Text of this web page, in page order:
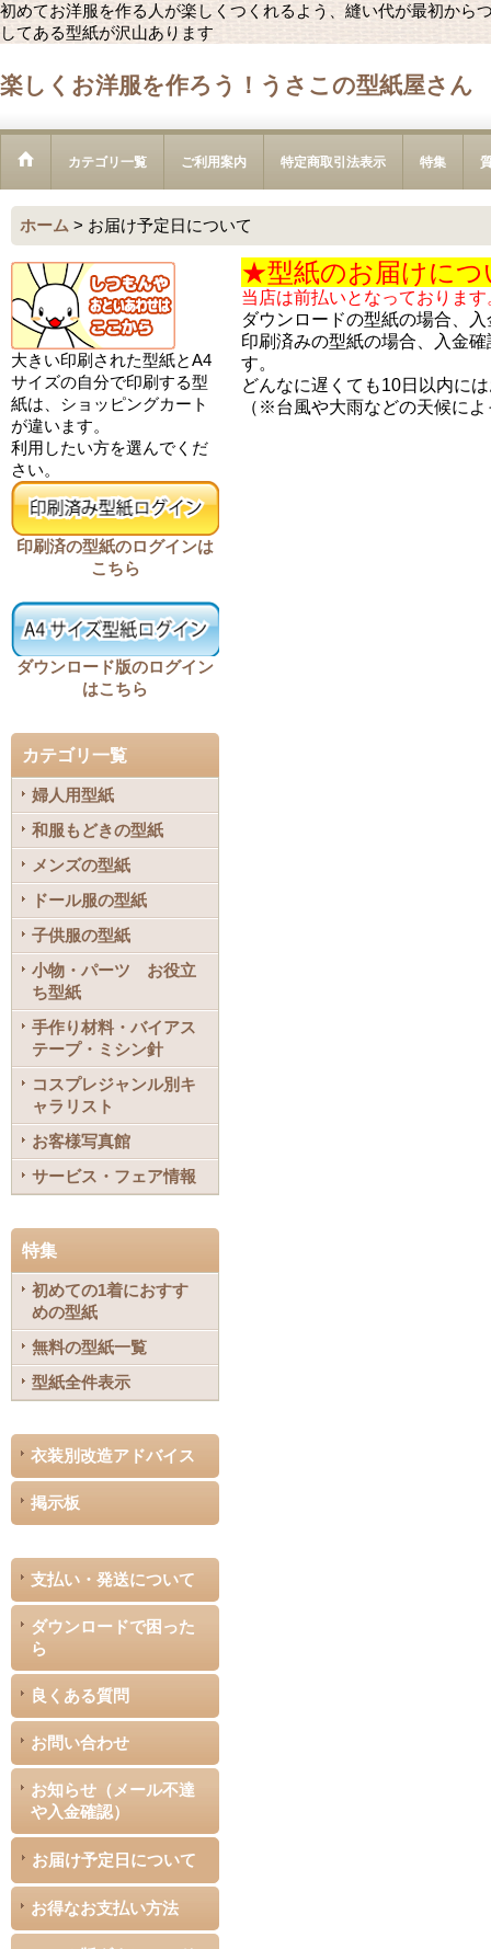
初めてお洋服を作る人が楽しくつくれるよう、縫い代が最初か
してある型紙が沢山あります
楽しくお洋服を作ろう！うさこの型紙屋さん
カテゴリ一覧 ご利用案内 特定商取引法表示 特集
ホーム > お届け予定日について
大きい印刷された型紙とA4
サイズの自分で印刷する型
紙は、ショッピングカート
が違います。
利用したい方を選んでくだ
さい。
印刷済の型紙のログインは
こちら
ダウンロード版のログイン
はこちら
カテゴリ一覧
婦人用型紙
和服もどきの型紙
メンズの型紙
ドール服の型紙
子供服の型紙
小物・パーツ お役立
ち型紙
手作り材料・バイアス
テープ・ミシン針
コスプレジャンル別キ
ャラリスト
お客様写真館
サービス・フェア情報
特集
初めての1着におすす
めの型紙
無料の型紙一覧
型紙全件表示
衣装別改造アドバイス
掲示板
支払い・発送について
ダウンロードで困った
ら
良くある質問
お問い合わせ
お知らせ（メール不達
や入金確認）
お届け予定日について
お得なお支払い方法
★型紙のお届けにつ
当店は前払いとなっております
ダウンロードの型紙の場合、
印刷済みの型紙の場合、入金
す。
どんなに遅くても10日以内に
（※台風や大雨などの天候に